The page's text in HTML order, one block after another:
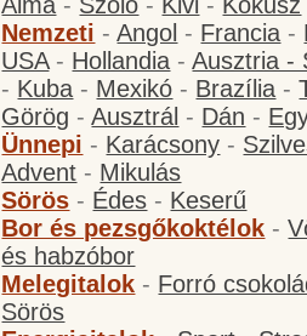
Nemzeti -Angol - Francia -
USA- Hollandia -Ausztria -
- Kuba - Mexikó - Brazília -
Görög -Ausztrál - Dán -
Ünnepi - Karácsony -
Advent - Mikulás
Sörös - Édes - Keserű
Bor és pezsgőkoktélok -
és habzóbor
Melegitalok - Forró
Sörös